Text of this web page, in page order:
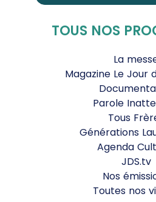
TOUS NOS
La
Magazine Le Jour
Parole
Tous
Générations
Agenda
JDS.tv
Nos
Toutes nos